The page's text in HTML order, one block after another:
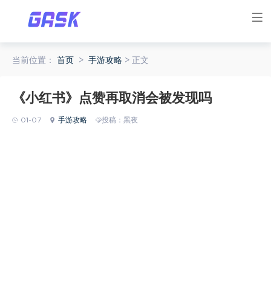
当前位置： 首页 > 手游攻略 > 正文
《小红书》点赞再取消会被发现吗
01-07 手游攻略 投稿：黑夜